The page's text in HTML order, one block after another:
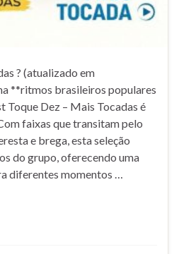
? (atualizado em
**ritmos brasileiros populares
Toque Dez – Mais Tocadas é
faixas que transitam pelo
e brega, esta seleção
do grupo, oferecendo uma
diferentes momentos …